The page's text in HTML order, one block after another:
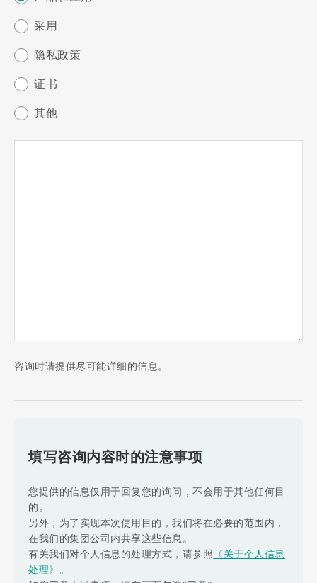
采用
隐私政策
证书
其他
咨询时请提供尽可能详细的信息。
填写咨询内容时的注意事项
您提供的信息仅用于回复您的询问，不会用于其他任何目
的。
另外，为了实现本次使用目的，我们将在必要的范围内，
在我们的集团公司内共享这些信息。
有关我们对个人信息的处理方式，请参照 《关于个人信息
处理》。